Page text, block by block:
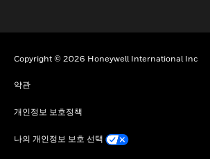
Copyright © 2026 Honeywell International Inc
약관
개인정보 보호정책
나의 개인정보 보호 선택